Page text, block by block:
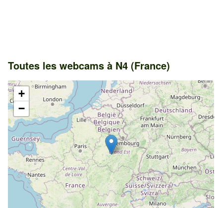
Toutes les webcams à N4 (France)
+
−